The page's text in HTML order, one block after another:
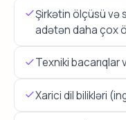
Şirkətin ölçüsü və
adətən daha çox
Texniki
Xarici dil bilikləri